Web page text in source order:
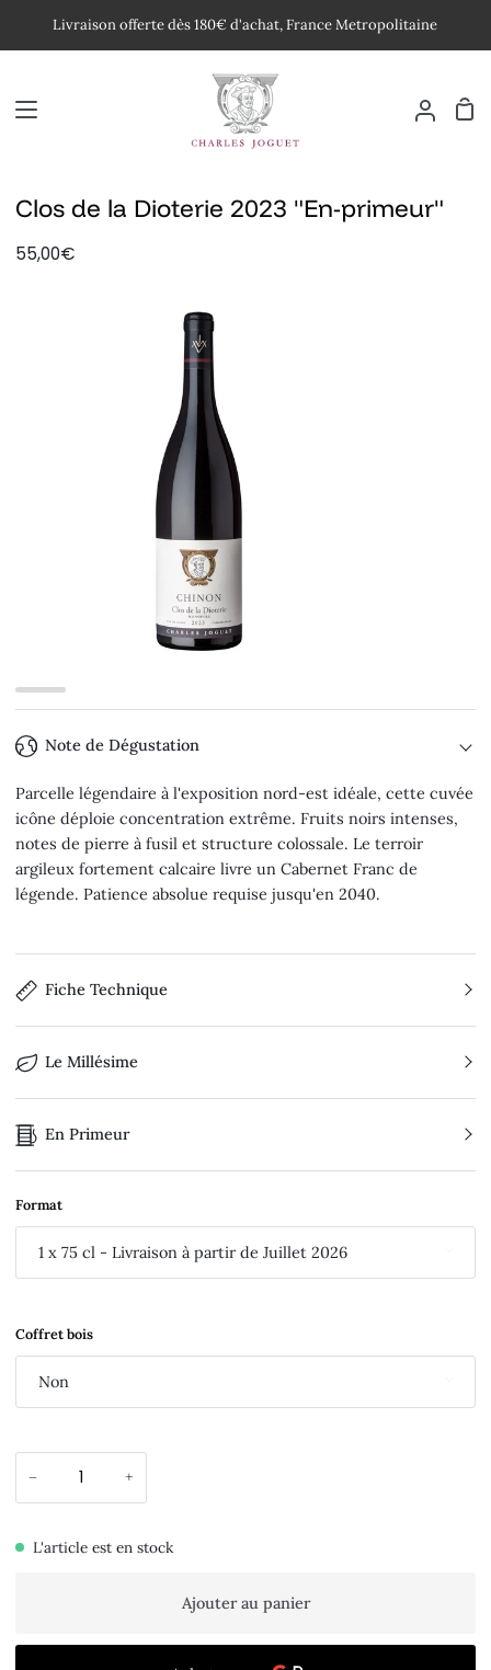
Livraison offerte dès 180€ d'achat, France Metropolitaine
Mon
Clos de la Dioterie 2023 "En-primeur"
55,00€
Note de Dégustation
Parcelle légendaire à l'exposition nord-est idéale, cette cuvée
icône déploie concentration extrême. Fruits noirs intenses,
notes de pierre à fusil et structure colossale. Le terroir
argileux fortement calcaire livre un Cabernet Franc de
légende. Patience absolue requise jusqu'en 2040.
Fiche Technique
Le Millésime
En Primeur
Format
1 x 75 cl - Livraison à partir de Juillet 2026
Coffret bois
Non
− +
L'article est en stock
Ajouter au panier